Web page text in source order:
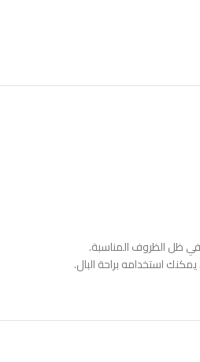
استخدامه براحة البال.